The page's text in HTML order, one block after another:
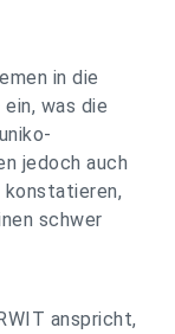
in die
was die
jedoch auch
konstatieren,
schwer
anspricht,